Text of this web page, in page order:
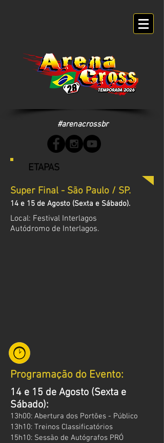
#arenacrossbr
ETAPAS
Super Final - São Paulo / SP.
14 e 15 de Agosto (Sexta e Sábado).
Local: Festival Interlagos
Autódromo de Interlagos.
Programação do Evento:
14 e 15 de Agosto (Sexta e
Sábado):
13h00: Abertura dos Portões - Público
13h10: Treinos Classificatórios
15h10: Sessão de Autógrafos PRÓ